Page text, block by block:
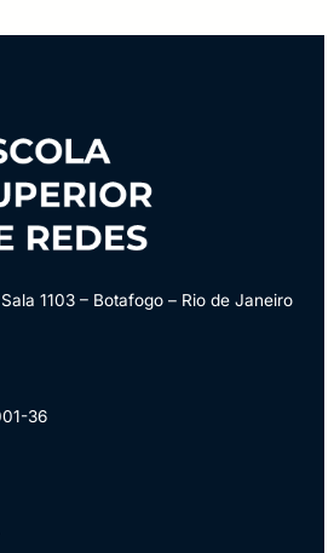
a distância e
1103 – Botafogo – Rio de Janeiro
36